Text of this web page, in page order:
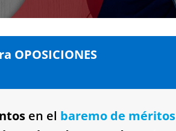
OPOSICIONES
en el baremo de méritos